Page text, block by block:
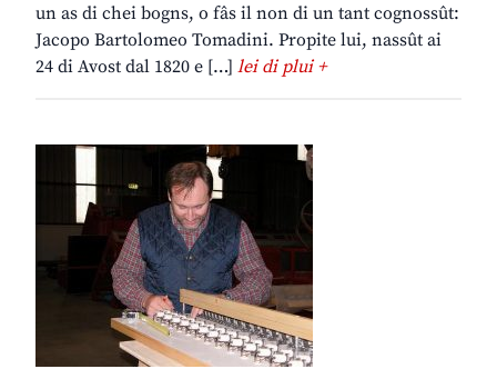
un as di chei bogns, o fâs il non di un tant cognossût:
Jacopo Bartolomeo Tomadini. Propite lui, nassût ai
24 di Avost dal 1820 e […] lei di plui +